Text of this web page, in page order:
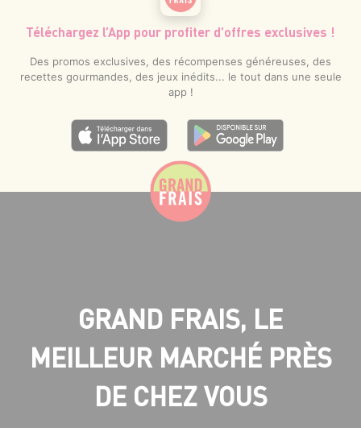
Téléchargez l’App pour profiter d’offres exclusives !
Des promos exclusives, des récompenses généreuses, des
recettes gourmandes, des jeux inédits... le tout dans une seule
app !
GRAND FRAIS, LE
MEILLEUR MARCHÉ PRÈS
DE CHEZ VOUS